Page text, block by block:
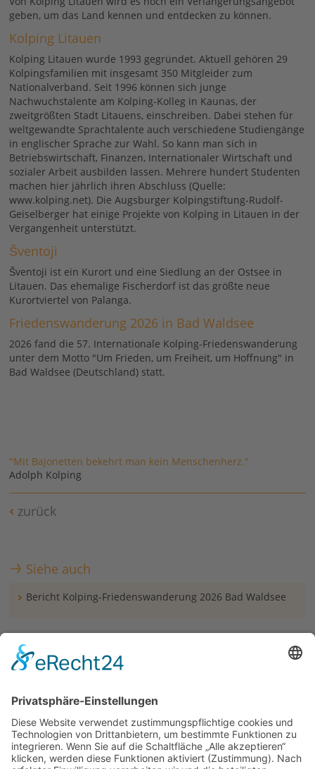
geben, um das Land kennen und entdecken zu können.
Kolping Litauen
Kolping Litauen wurde 1993 gegründet. Aktuell gehören 29
Kolpingsfamilien mit insgesamt 350 Mitgleider zum
Nationalverband. Seit 1996 können sich junge
Nachwuchstalente am Kolping-Kolleg in Kaunas, der
zweitgrößten Stadt Litauens, einschreiben. Dabei stehen für
weltgewandte Sprachtalente auch verschiedene Studiengänge
in englischer Sprache zur Wahl. So kann man sich in
Betriebswirtschaft, Finanzen, Internationaler Wirtschaft und
sozialer Arbeit ausbilden lassen. Mehrere hundert Studenten
machen hier jährlich ihren Abschluss (Quelle:
www.kolping.net). Die Augsburger Kolpingstiftung-Rudolf-
Geiselberger hat einige Projekte von Kolping in Litauen in der
Vergangenheit unterstützt.
Šventoji
Šventoji ist ein Kurort und eine Siedlung an der Ostsee in
Litauen. Das ehemalige Fischerdorf ist das größte neue
Kurortviertel von Palanga.
Friedenswanderung 2026 in Bad Waldsee
2026 fand die 57. Internationale Kolping-Friedenswanderung
unter dem Motto "Um Frieden, um Freiheit, um Hoffnung" in
Bad Waldsee (Deutschland) statt.
"Mit Bajonetten bekehrt man kein Menschenherz."
Adolph Kolping
zurück
Siehe auch
Bericht Kolping-Friedenswanderung 2026 Bad Waldsee
Video mit der Präsentation von Kolping Litauen auf
Video von Kolping Litauen zur Vorstellung von Šventoji
auf YouTube
Kolping Litauen
www.friedenswanderung.ch